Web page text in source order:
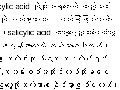
acid လိုမျိုးအရာတွေကို ထည့်သွင်း
ဖယ်ရှားပေးတာ၊ ဝက်ခြံဖြစ်စေတဲ့
acid ကတော့မွေးညှင်းပေါက်တွေ
မြန်းတာတွေကို သက်သာစေပါတယ်။
ော့ လူတိုင်းလုပ်နေကျ တစ်ကိုယ်ရည်
းကျလမ်းစဉ်အတိုင်းလုပ်လို့မရပါ
တွေကိုသက်သာစေနိုင်မှာဖြစ်ပါတယ်။